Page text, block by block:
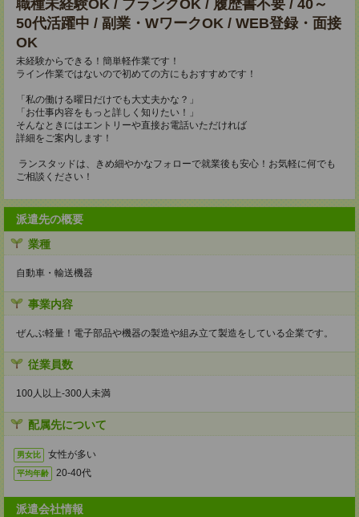
職種未経験OK / ブランクOK / 履歴書不要 / 40～
50代活躍中 / 副業・WワークOK / WEB登録・面接
OK
未経験からできる！簡単軽作業です！
ライン作業ではないので初めての方にもおすすめです！
「私の働ける曜日だけでも大丈夫かな？」
「お仕事内容をもっと詳しく知りたい！」
そんなときにはエントリーや直接お電話いただければ
詳細をご案内します！
ランスタッドは、きめ細やかなフォローで就業後も安心！お気軽に何でも
ご相談ください！
派遣先の概要
業種
自動車・輸送機器
事業内容
ぜんぶ軽量！電子部品や機器の製造や組み立て製造をしている企業です。
従業員数
100人以上‐300人未満
配属先について
男女比 女性が多い
平均年齢 20-40代
派遣会社情報